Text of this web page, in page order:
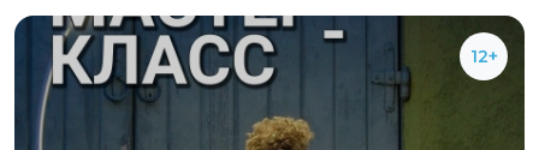
12+